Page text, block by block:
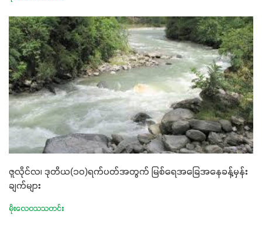
ဇူလိုင်လ၊ ဒုတိယ(၁၀)ရက်ပတ်အတွက် မြစ်ရေအခြေအနေခန့်မှန်း
ချက်များ
မိုးလေဝသသတင်း